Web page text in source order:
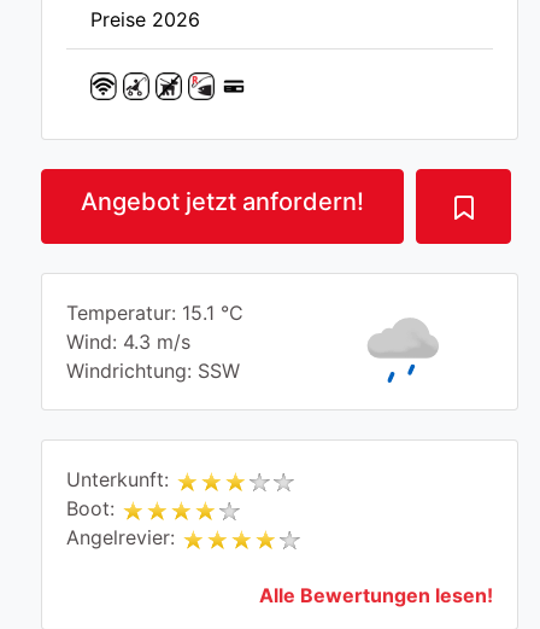
Preise 2026
Angebot jetzt anfordern!
Temperatur: 15.1 °C
Wind: 4.3 m/s
Windrichtung: SSW
Unterkunft:
Boot:
Angelrevier:
Alle Bewertungen lesen!